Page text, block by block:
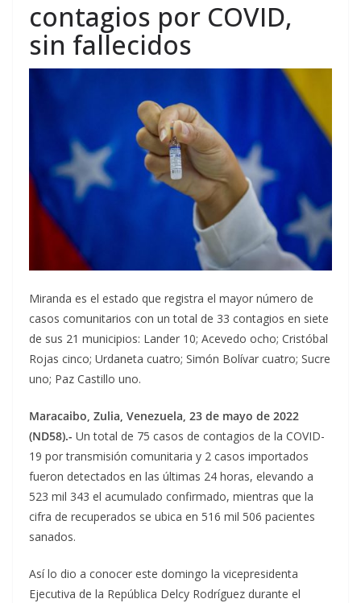
contagios por COVID,
sin fallecidos
Miranda es el estado que registra el mayor número de
casos comunitarios con un total de 33 contagios en siete
de sus 21 municipios: Lander 10; Acevedo ocho; Cristóbal
Rojas cinco; Urdaneta cuatro; Simón Bolívar cuatro; Sucre
uno; Paz Castillo uno.
Maracaibo, Zulia, Venezuela, 23 de mayo de 2022
(ND58).- Un total de 75 casos de contagios de la COVID-
19 por transmisión comunitaria y 2 casos importados
fueron detectados en las últimas 24 horas, elevando a
523 mil 343 el acumulado confirmado, mientras que la
cifra de recuperados se ubica en 516 mil 506 pacientes
sanados.
Así lo dio a conocer este domingo la vicepresidenta
Ejecutiva de la República Delcy Rodríguez durante el